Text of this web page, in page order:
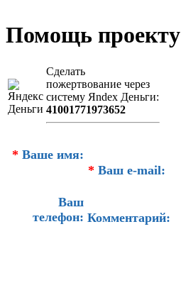
Помощь проекту
Сделать
пожертвование через
систeму Яndex Деньги:
41001771973652
* Ваше имя:
* Ваш e-mail:
Ваш
телефон: Комментарий: